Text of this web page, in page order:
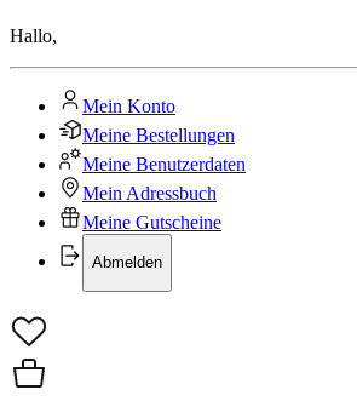
Hallo,
Mein Konto
Meine Bestellungen
Meine Benutzerdaten
Mein Adressbuch
Meine Gutscheine
Abmelden